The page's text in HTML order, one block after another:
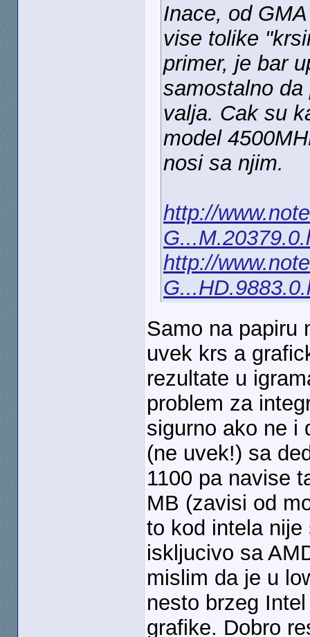
Inace, od
vise tolike
primer, je bar
samostalno
valja. Cak su
model
nosi sa njim.
http://
http://
Samo na papiru
uvek krs a
rezultate u
problem za
sigurno ako ne i
(ne uvek!) sa
1100 pa navise
MB (zavisi od
to kod intela nije
iskljucivo sa
mislim da je u
nesto brzeg
grafike. Dobro